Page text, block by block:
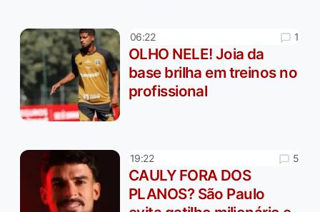
06:22 1
OLHO NELE! Joia da
base brilha em treinos no
profissional
19:22 5
CAULY FORA DOS
PLANOS? São Paulo